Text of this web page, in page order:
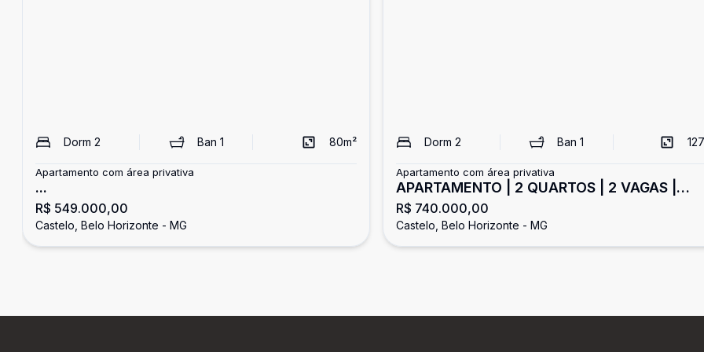
Dorm 2 Ban 1 80m²
Apartamento com área privativa
...
R$ 549.000,00
Castelo, Belo Horizonte - MG
Dorm 2 Ban1 127
Apartamento com área privativa
APARTAMENTO | 2 QUARTOS | 2 VAGAS |
BAIRRO CASTELO
R$ 740.000,00
Castelo, Belo Horizonte - MG